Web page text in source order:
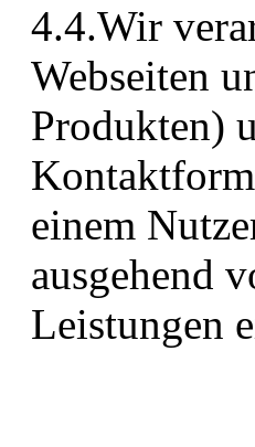
4.4.Wir
Webseiten
Produkten)
einem
ausgehend
Leistungen